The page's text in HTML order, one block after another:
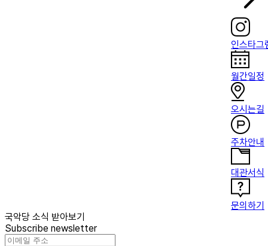
인스타그
월간일정
오시는길
주차안내
대관서식
문의하기
국악당 소식 받아보기
Subscribe newsletter